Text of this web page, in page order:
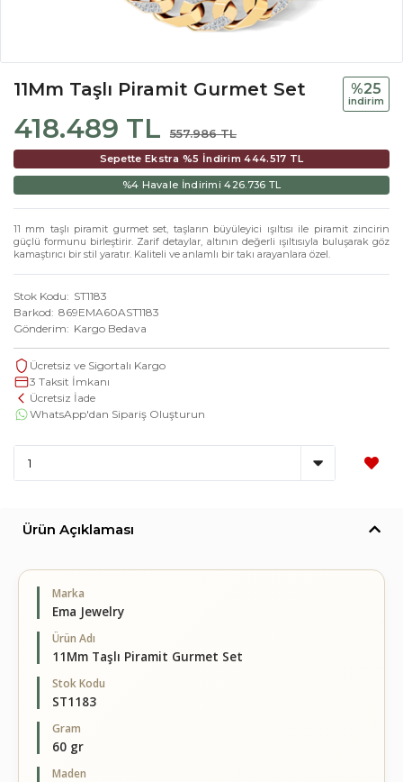
11Mm Taşlı Piramit Gurmet Set
418.489 TL 557.986 TL
%25
i̇ndi̇ri̇m
Sepette Ekstra %5 İndirim444.517 TL
%4 Havale İndirimi426.736 TL
11 mm taşlı piramit gurmet set, taşların büyüleyici ışıltısı ile piramit zincirin
güçlü formunu birleştirir. Zarif detaylar, altının değerli ışıltısıyla buluşarak göz
kamaştırıcı bir stil yaratır. Kaliteli ve anlamlı bir takı arayanlara özel.
Stok Kodu
ST1183
Barkod 869EMA60AST1183
Gönderim
Kargo Bedava
Ücretsiz ve Sigortalı Kargo
3 Taksit İmkanı
Ücretsiz İade
WhatsApp'dan Sipariş Oluşturun
Ürün Açıklaması
Marka
Ema Jewelry
Ürün Adı
11Mm Taşlı Piramit Gurmet Set
Stok Kodu
ST1183
Gram
60 gr
Maden